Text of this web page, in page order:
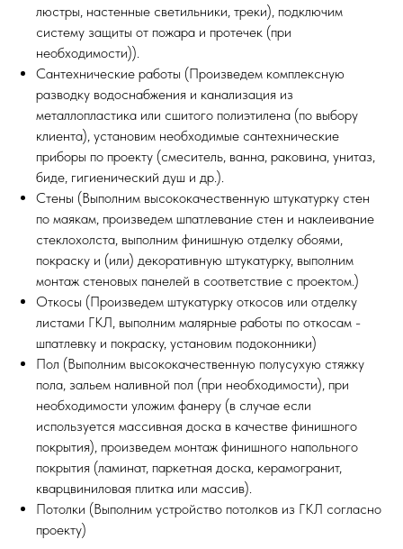
люстры, настенные светильники, треки), подключим
систему защиты от пожара и протечек (при
необходимости)).
Сантехнические работы (Произведем комплексную
разводку водоснабжения и канализация из
металлопластика или сшитого полиэтилена (по выбору
клиента), установим необходимые сантехнические
приборы по проекту (смеситель, ванна, раковина, унитаз,
биде, гигиенический душ и др.).
Стены (Выполним высококачественную штукатурку стен
по маякам, произведем шпатлевание стен и наклеивание
стеклохолста, выполним финишную отделку обоями,
покраску и (или) декоративную штукатурку, выполним
монтаж стеновых панелей в соответствие с проектом.)
Откосы (Произведем штукатурку откосов или отделку
листами ГКЛ, выполним малярные работы по откосам -
шпатлевку и покраску, установим подоконники)
Пол (Выполним высококачественную полусухую стяжку
пола, зальем наливной пол (при необходимости), при
необходимости уложим фанеру (в случае если
используется массивная доска в качестве финишного
покрытия), произведем монтаж финишного напольного
покрытия (ламинат, паркетная доска, керамогранит,
кварцвиниловая плитка или массив).
Потолки (Выполним устройство потолков из ГКЛ согласно
проекту)